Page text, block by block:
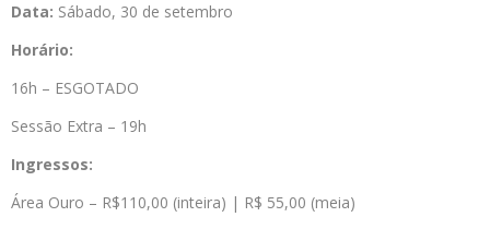
Data: Sábado, 30 de setembro
Horário:
16h – ESGOTADO
Sessão Extra – 19h
Ingressos:
Área Ouro – R$110,00 (inteira) | R$ 55,00 (meia)